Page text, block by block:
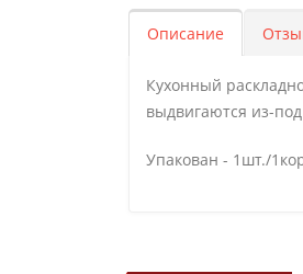
Описание
Кухонный
выдвигаются из-
Упакован - 1шт./